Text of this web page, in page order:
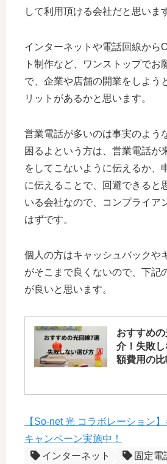
して利用頂ける会社だと思いま
インターネットや電話回線から
ト制作など、ワンストップでお
で、企業や店舗の開業をしよう
リットがあるかと思います。
営業電話が多いのは事実のよう
困るよという方は、営業電話が
をしてこないように伝えるか、
に伝えることで、回避できると
いる会社なので、コンプライア
はずです。
個人の方はキャッシュバックや
がそこまで良くないので、下記
が良いと思います。
おすすめ
介！失敗し
額費用の
【So-net 光 コラボレーション
キャンペーン実施中！
インターネット
固定電